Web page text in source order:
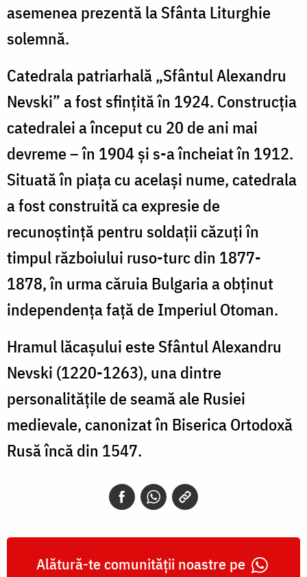
asemenea prezentă la Sfânta Liturghie
solemnă.
Catedrala patriarhală „Sfântul Alexandru
Nevski” a fost sfințită în 1924. Construcția
catedralei a început cu 20 de ani mai
devreme – în 1904 şi s-a încheiat în 1912.
Situată în piaţa cu acelaşi nume, catedrala
a fost construită ca expresie de
recunoştinţă pentru soldaţii căzuţi în
timpul războiului ruso-turc din 1877-
1878, în urma căruia Bulgaria a obţinut
independenţa faţă de Imperiul Otoman.
Hramul lăcaşului este Sfântul Alexandru
Nevski (1220-1263), una dintre
personalităţile de seamă ale Rusiei
medievale, canonizat în Biserica Ortodoxă
Rusă încă din 1547.
Alătură-te comunității noastre pe